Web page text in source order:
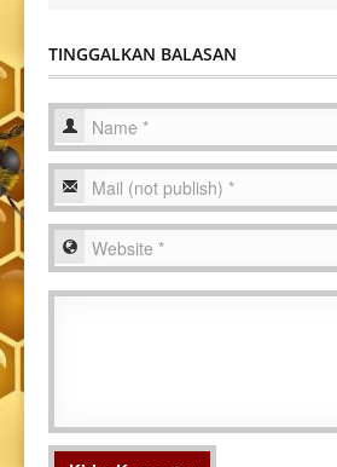
TINGGALKAN BALASAN